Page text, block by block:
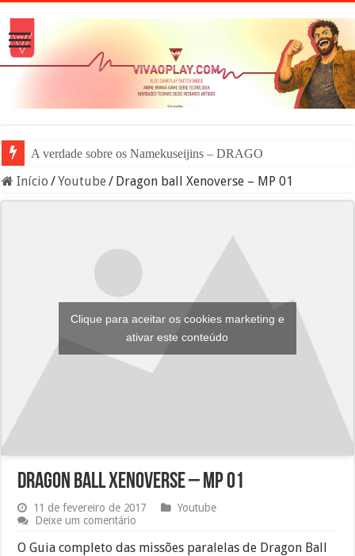
A verdade sobre os Namekuseijins – DRAGON BALL #News
Início /Youtube / Dragon ball Xenoverse – MP 01
Clique para aceitar os cookies marketing e
ativar este conteúdo
Dragon ball Xenoverse – MP 01
11 de fevereiro de 2017
Youtube
Deixe um comentário
O Guia completo das missões paralelas de Dragon Ball